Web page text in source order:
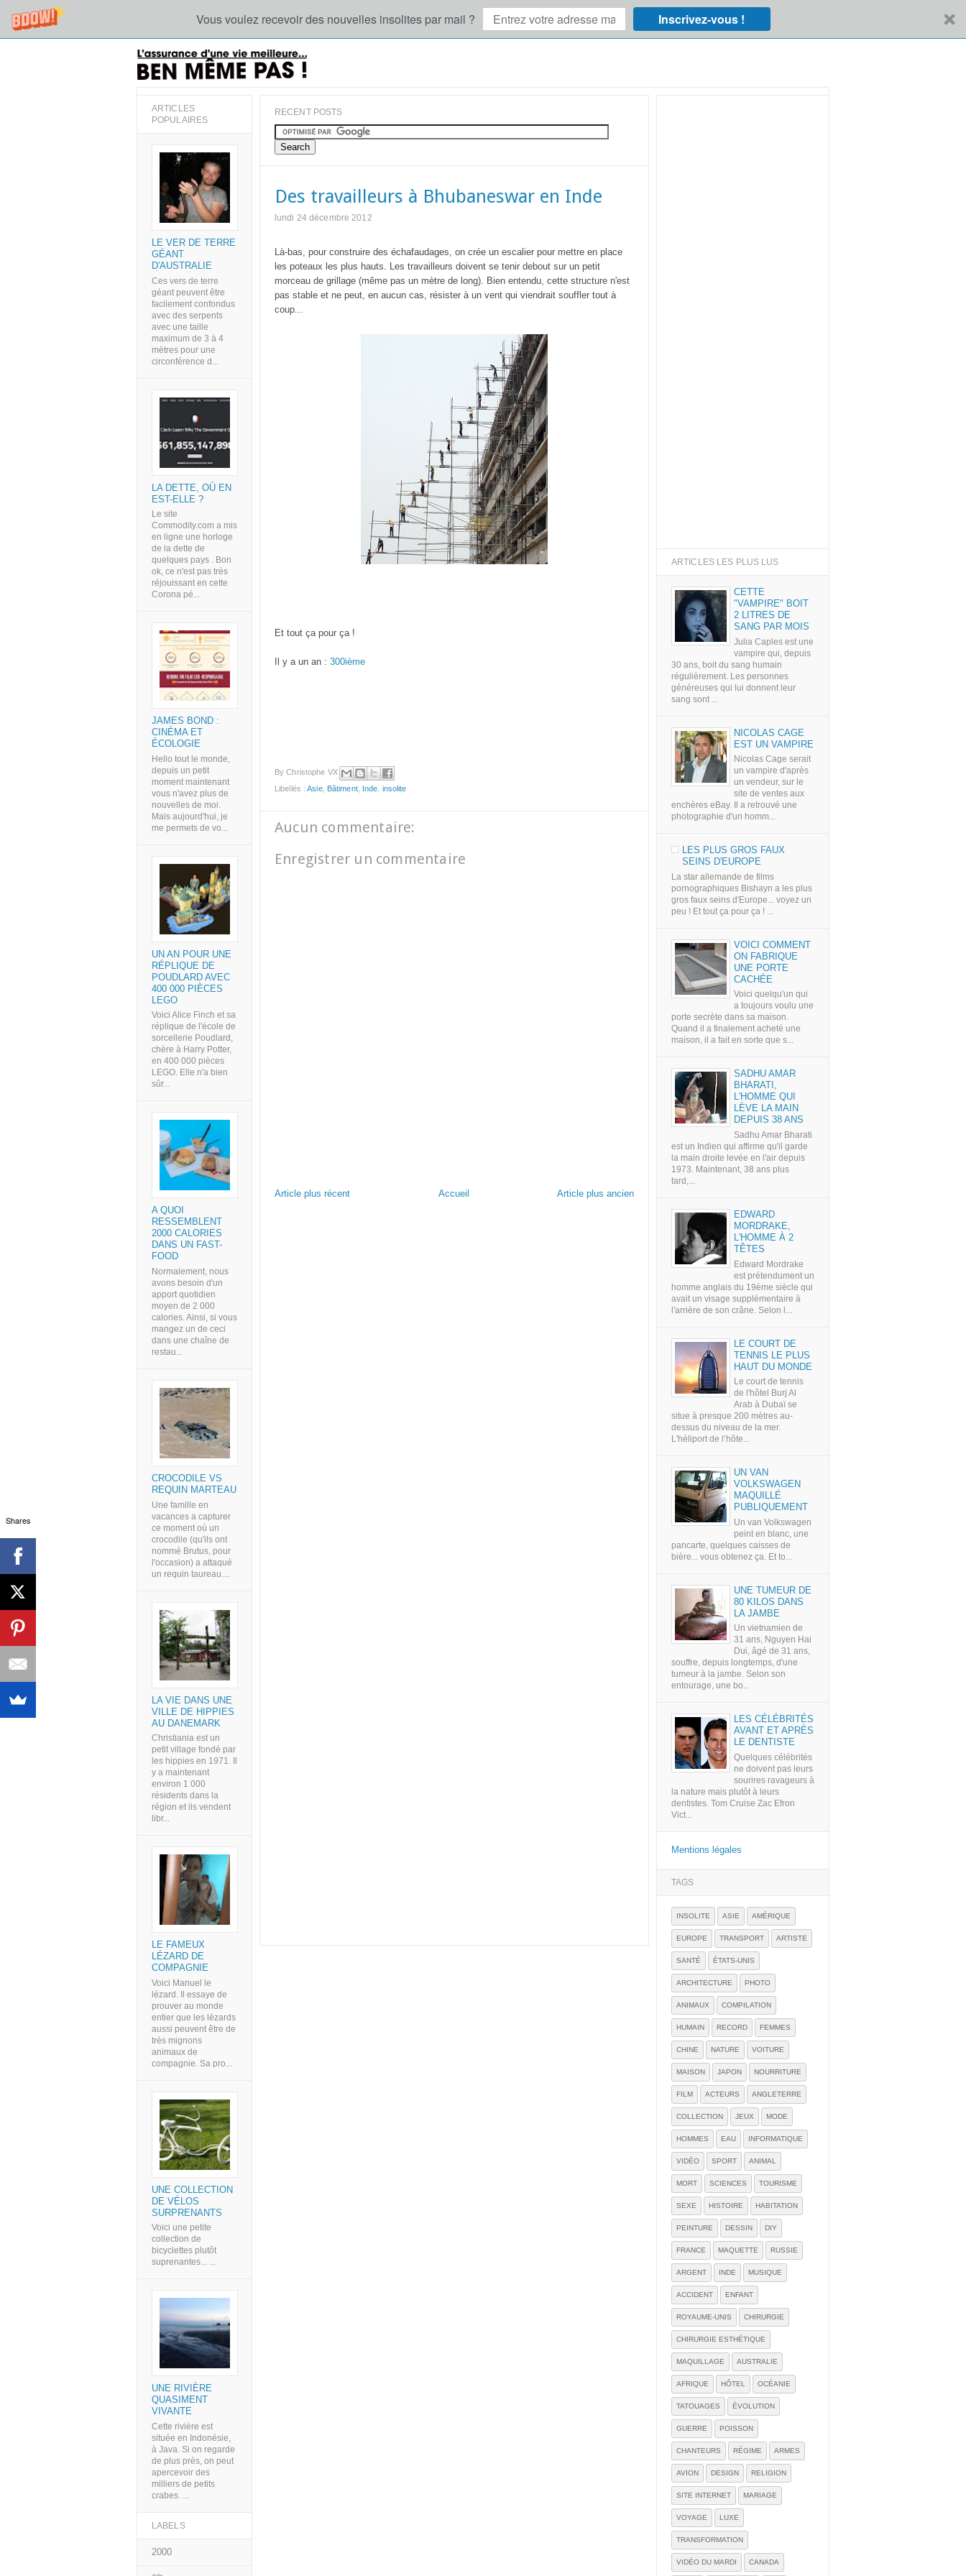
Vous voulez recevoir des nouvelles insolites par mail ? Inscrivez-vous !
RECENT POSTS
Des travailleurs à Bhubaneswar en Inde
lundi 24 décembre 2012
Là-bas, pour construire des échafaudages, on crée un escalier pour mettre en place
les poteaux les plus hauts. Les travailleurs doivent se tenir debout sur un petit
morceau de grillage (même pas un mètre de long). Bien entendu, cette structure n'est
pas stable et ne peut, en aucun cas, résister à un vent qui viendrait souffler tout à
coup...
Et tout ça pour ça !
Il y a un an : 300ième
ByChristophe VX
Libellés :Asie, Bâtiment, Inde insolite
Aucun commentaire:
Enregistrer un commentaire
Article plus récent Article plus ancien
Accueil
ARTICLES
POPULAIRES
LE VER DE TERRE
GÉANT
D'AUSTRALIE
Ces vers de terre
géant peuvent être
facilement confondus
avec des serpents
avec une taille
maximum de 3 à 4
mètres pour une
circonférence d...
LA DETTE, OÙ EN
EST-ELLE ?
Le site
Commodity.com a mis
en ligne une horloge
de la dette de
quelques pays . Bon
ok, ce n'est pas très
réjouissant en cette
Corona pé...
JAMES BOND :
CINÉMA ET
ÉCOLOGIE
Hello tout le monde,
depuis un petit
moment maintenant
vous n'avez plus de
nouvelles de moi.
Mais aujourd'hui, je
me permets de vo...
UN AN POUR UNE
RÉPLIQUE DE
POUDLARD AVEC
400 000 PIÈCES
LEGO
Voici Alice Finch et sa
réplique de l'école de
sorcellerie Poudlard,
chère à Harry Potter,
en 400 000 pièces
LEGO. Elle n'a bien
sûr...
A QUOI
RESSEMBLENT
2000 CALORIES
DANS UN FAST-
FOOD
Normalement, nous
avons besoin d'un
apport quotidien
moyen de 2 000
calories. Ainsi, si vous
mangez un de ceci
dans une chaîne de
restau...
CROCODILE VS
REQUIN MARTEAU
Une famille en
vacances a capturer
ce moment où un
crocodile (qu'ils ont
nommé Brutus, pour
l'occasion) a attaqué
un requin taureau....
LA VIE DANS UNE
VILLE DE HIPPIES
AU DANEMARK
Christiania est un
petit village fondé par
les hippies en 1971. Il
y a maintenant
environ 1 000
résidents dans la
région et ils vendent
libr...
LE FAMEUX
LÉZARD DE
COMPAGNIE
Voici Manuel le
lézard. Il essaye de
prouver au monde
entier que les lézards
aussi peuvent être de
très mignons
animaux de
compagnie. Sa pro...
UNE COLLECTION
DE VÉLOS
SURPRENANTS
Voici une petite
collection de
bicyclettes plutôt
suprenantes... ...
UNE RIVIÈRE
QUASIMENT
VIVANTE
Cette rivière est
située en Indonésie,
à Java. Si on regarde
de plus près, on peut
apercevoir des
milliers de petits
crabes. ...
LABELS
2000
ARTICLES LES PLUS LUS
CETTE
"VAMPIRE" BOIT
2 LITRES DE
SANG PAR MOIS
Julia Caples est une
vampire qui, depuis
30 ans, boit du sang humain
régulièrement. Les personnes
généreuses qui lui donnent leur
sang sont ...
NICOLAS CAGE
EST UN VAMPIRE
Nicolas Cage serait
un vampire d'après
un vendeur, sur le
site de ventes aux
enchères eBay. Il a retrouvé une
photographie d'un homm...
LES PLUS GROS FAUX
SEINS D'EUROPE
La star allemande de films
pornographiques Bishayn a les plus
gros faux seins d'Europe... voyez un
peu ! Et tout ça pour ça ! ...
VOICI COMMENT
ON FABRIQUE
UNE PORTE
CACHÉE
Voici quelqu'un qui
a toujours voulu une
porte secrète dans sa maison.
Quand il a finalement acheté une
maison, il a fait en sorte que s...
SADHU AMAR
BHARATI,
L'HOMME QUI
LÈVE LA MAIN
DEPUIS 38 ANS
Sadhu Amar Bharati
est un Indien qui affirme qu'il garde
la main droite levée en l'air depuis
1973. Maintenant, 38 ans plus
tard,...
EDWARD
MORDRAKE,
L'HOMME À 2
TÊTES
Edward Mordrake
est prétendument un
homme anglais du 19ème siècle qui
avait un visage supplémentaire à
l'arrière de son crâne. Selon l...
LE COURT DE
TENNIS LE PLUS
HAUT DU MONDE
Le court de tennis
de l'hôtel Burj Al
Arab à Dubaï se
situe à presque 200 mètres au-
dessus du niveau de la mer.
L'héliport de l’hôte...
UN VAN
VOLKSWAGEN
MAQUILLÉ
PUBLIQUEMENT
Un van Volkswagen
peint en blanc, une
pancarte, quelques caisses de
bière... vous obtenez ça. Et to...
UNE TUMEUR DE
80 KILOS DANS
LA JAMBE
Un vietnamien de
31 ans, Nguyen Hai
Dui, âgé de 31 ans,
souffre, depuis longtemps, d'une
tumeur à la jambe. Selon son
entourage, une bo...
LES CÉLÉBRITÉS
AVANT ET APRÈS
LE DENTISTE
Quelques célébrités
ne doivent pas leurs
sourires ravageurs à
la nature mais plutôt à leurs
dentistes. Tom Cruise Zac Efron
Vict...
Mentions légales
TAGS
INSOLITE ASIE AMÉRIQUE
EUROPE TRANSPORT ARTISTE
SANTÉ ÉTATS-UNIS
ARCHITECTURE PHOTO
ANIMAUX COMPILATION
HUMAIN RECORD FEMMES
CHINE NATURE VOITURE
MAISON JAPON NOURRITURE
FILM ACTEURS ANGLETERRE
COLLECTION JEUX MODE
HOMMES EAU INFORMATIQUE
VIDÉO SPORT ANIMAL
MORT SCIENCES TOURISME
SEXE HISTOIRE HABITATION
PEINTURE DESSIN DIY
FRANCE MAQUETTE RUSSIE
ARGENT INDE MUSIQUE
ACCIDENT ENFANT
ROYAUME-UNIS CHIRURGIE
CHIRURGIE ESTHÉTIQUE
MAQUILLAGE AUSTRALIE
AFRIQUE HÔTEL OCÉANIE
TATOUAGES ÉVOLUTION
GUERRE POISSON
CHANTEURS RÉGIME ARMES
AVION DESIGN RELIGION
SITE INTERNET MARIAGE
VOYAGE LUXE
TRANSFORMATION
VIDÉO DU MARDI CANADA
Shares